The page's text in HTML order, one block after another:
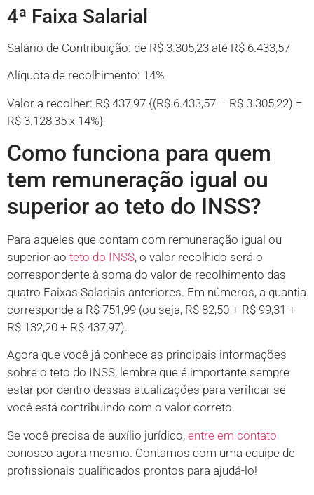
4ª Faixa Salarial
Salário de Contribuição: de R$ 3.305,23 até R$ 6.433,57
Alíquota de recolhimento: 14%
Valor a recolher: R$ 437,97 {(R$ 6.433,57 – R$ 3.305,22) =
R$ 3.128,35 x 14%}
Como funciona para quem
tem remuneração igual ou
superior ao teto do INSS?
Para aqueles que contam com remuneração igual ou
superior ao teto do INSS, o valor recolhido será o
correspondente à soma do valor de recolhimento das
quatro Faixas Salariais anteriores. Em números, a quantia
corresponde a R$ 751,99 (ou seja, R$ 82,50 + R$ 99,31 +
R$ 132,20 + R$ 437,97).
Agora que você já conhece as principais informações
sobre o teto do INSS, lembre que é importante sempre
estar por dentro dessas atualizações para verificar se
você está contribuindo com o valor correto.
Se você precisa de auxílio jurídico, entre em contato
conosco agora mesmo. Contamos com uma equipe de
profissionais qualificados prontos para ajudá-lo!